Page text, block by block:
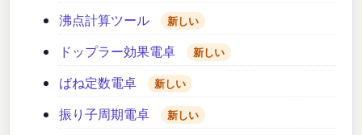
沸点計算ツール 新しい
ドップラー効果電卓 新しい
ばね定数電卓 新しい
振り子周期電卓 新しい